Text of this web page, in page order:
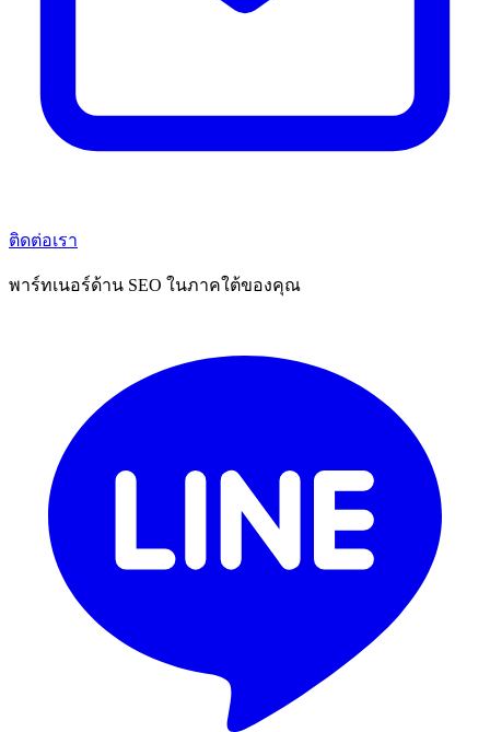
ติดต่อเรา
พาร์ทเนอร์ด้าน SEO ในภาคใต้ของคุณ